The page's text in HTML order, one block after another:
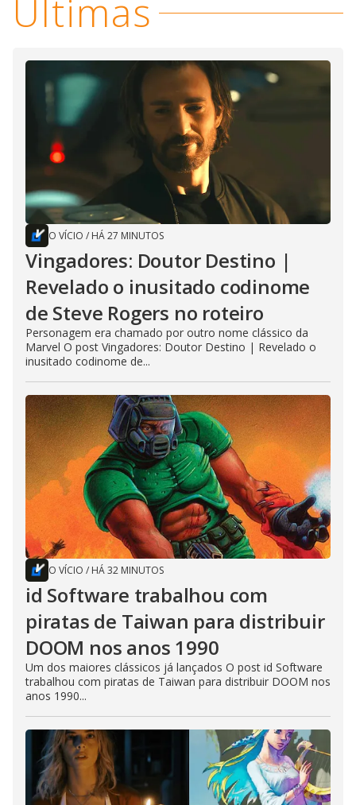
Últimas
O VÍCIO / HÁ 27 MINUTOS
Vingadores: Doutor Destino |
Revelado o inusitado codinome
de Steve Rogers no roteiro
Personagem era chamado por outro nome clássico da
Marvel O post Vingadores: Doutor Destino | Revelado o
inusitado codinome de...
O VÍCIO / HÁ 32 MINUTOS
id Software trabalhou com
piratas de Taiwan para distribuir
DOOM nos anos 1990
Um dos maiores clássicos já lançados O post id Software
trabalhou com piratas de Taiwan para distribuir DOOM nos
anos 1990...